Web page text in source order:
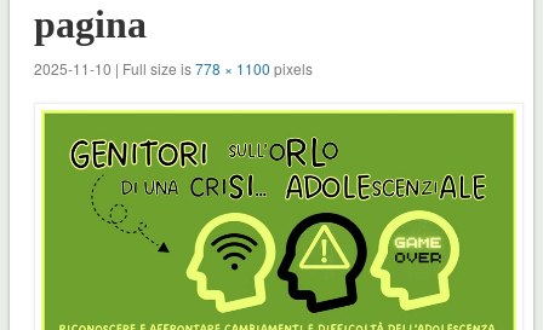
pagina
2025-11-10 | Full size is778 × 1100 pixels